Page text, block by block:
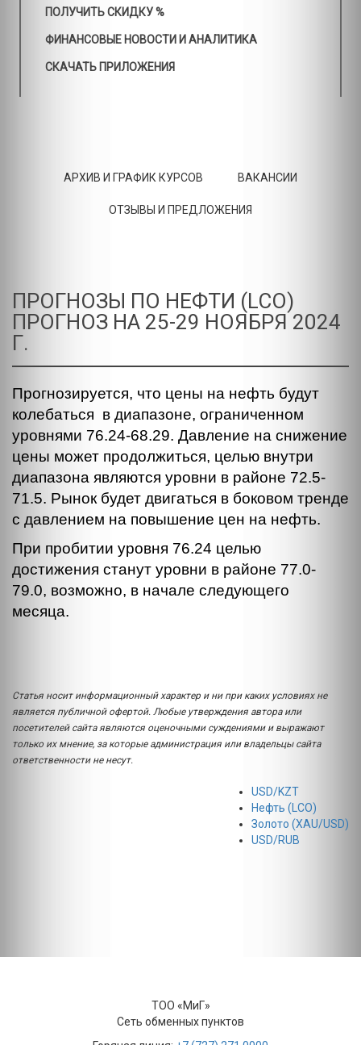
ПОЛУЧИТЬ СКИДКУ %
ФИНАНСОВЫЕ НОВОСТИ И АНАЛИТИКА
СКАЧАТЬ ПРИЛОЖЕНИЯ
АРХИВ И ГРАФИК КУРСОВ ВАКАНСИИ
ОТЗЫВЫ И ПРЕДЛОЖЕНИЯ
ПРОГНОЗЫ ПО НЕФТИ (LCO)
ПРОГНОЗ НА 25-29 НОЯБРЯ 2024
Г.
Прогнозируется, что цены на нефть будут
колебаться в диапазоне, ограниченном
уровнями 76.24-68.29. Давление на снижение
цены может продолжиться, целью внутри
диапазона являются уровни в районе 72.5-
71.5. Рынок будет двигаться в боковом тренде
с давлением на повышение цен на нефть.
При пробитии уровня 76.24 целью
достижения станут уровни в районе 77.0-
79.0, возможно, в начале следующего
месяца.
Статья носит информационный характер и ни при каких условиях не
является публичной офертой. Любые утверждения автора или
посетителей сайта являются оценочными суждениями и выражают
только их мнение, за которые администрация или владельцы сайта
ответственности не несут.
USD/KZT
Нефть (LCO)
Золото (XAU/USD)
USD/RUB
ТОО «МиГ»
Сеть обменных пунктов